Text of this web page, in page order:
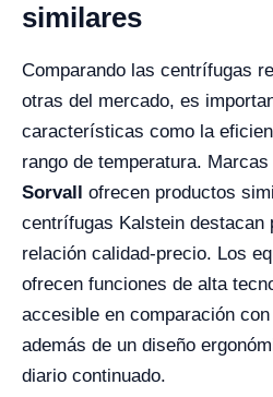
similares
Comparando las centrífugas
otras del mercado, es
características como la
rango de temperatura.
Sorvall ofrecen productos
centrífugas Kalstein destacan
relación calidad-precio. Los
ofrecen funciones de alta
accesible en comparación
además de un diseño
diario continuado.